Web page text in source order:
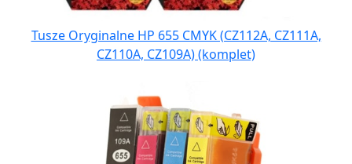
Tusze Oryginalne HP 655 CMYK (CZ112A, CZ111A,
CZ110A, CZ109A) (komplet)